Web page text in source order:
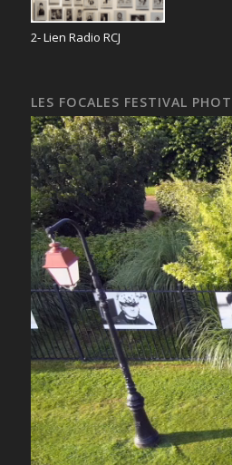
2- Lien Radio RCJ
LES FOCALES FESTIVAL